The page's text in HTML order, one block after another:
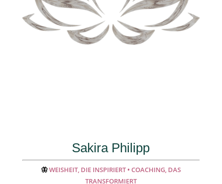
Sakira Philipp
🦋WEISHEIT, DIE INSPIRIERT • COACHING, DAS
TRANSFORMIERT